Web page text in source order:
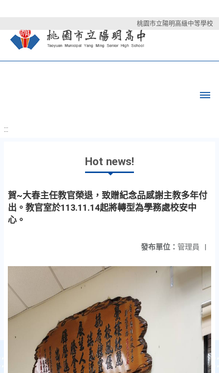
桃園市立陽明高級中等學校
:::
Hot news!
賀~大春主任教官榮退，致贈紀念品感謝主教多年付
出。教官室於113.11.14起將轉型為學務處校安中
心。
發布單位： 管理員 |